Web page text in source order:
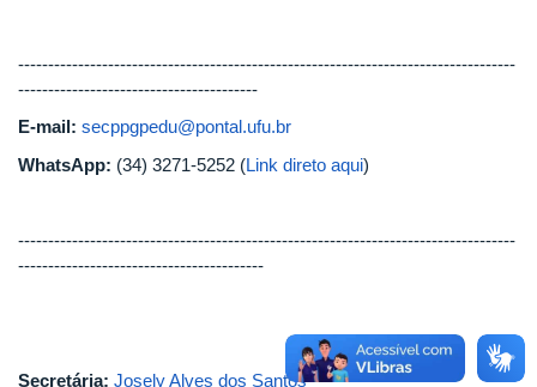
-----------------------------------------------------------------------------------
----------------------------------------
E-mail: secppgpedu@pontal.ufu.br
WhatsApp: (34) 3271-5252 (Link direto aqui)
-----------------------------------------------------------------------------------
-----------------------------------------
Secretária: Josely Alves dos Santos